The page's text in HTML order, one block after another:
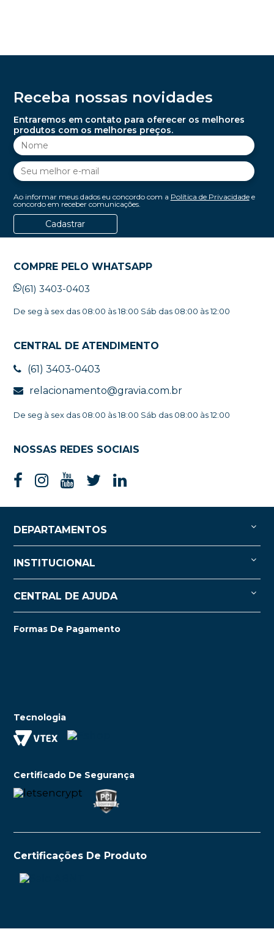
Receba nossas novidades
Entraremos em contato para oferecer os melhores
produtos com os melhores preços.
Ao informar meus dados eu concordo com a Política de Privacidadee
concordo em receber comunicações.
Cadastrar
COMPRE PELO WHATSAPP
(61) 3403-0403
De seg à sex das 08:00 às 18:00 Sáb das 08:00 às 12:00
CENTRAL DE ATENDIMENTO
(61) 3403-0403
relacionamento@gravia.com.br
De seg à sex das 08:00 às 18:00 Sáb das 08:00 às 12:00
NOSSAS REDES SOCIAIS
DEPARTAMENTOS
INSTITUCIONAL
CENTRAL DE AJUDA
Formas De Pagamento
Tecnologia
Certificado De Segurança
Certificações De Produto